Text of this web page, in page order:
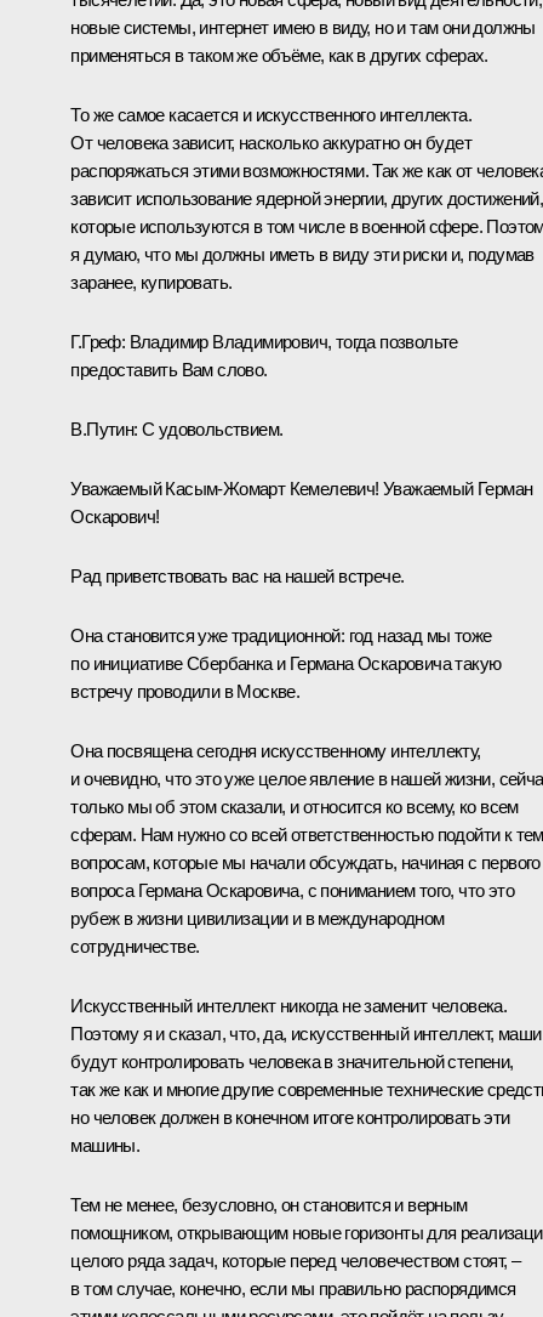
новые системы, интернет имею в виду, но и там они должны
применяться в таком же объёме, как в других сферах.
То же самое касается и искусственного интеллекта.
От человека зависит, насколько аккуратно он будет
распоряжаться этими возможностями. Так же как от
зависит использование ядерной энергии, других достижений,
которые используются в том числе в военной сфере.
я думаю, что мы должны иметь в виду эти риски и, подумав
заранее, купировать.
Г.Греф: Владимир Владимирович, тогда позвольте
предоставить Вам слово.
В.Путин: С удовольствием.
Уважаемый Касым-Жомарт Кемелевич! Уважаемый Герман
Оскарович!
Рад приветствовать вас на нашей встрече.
Она становится уже традиционной: год назад мы тоже
по инициативе Сбербанка и Германа Оскаровича такую
встречу проводили в Москве.
Она посвящена сегодня искусственному интеллекту,
и очевидно, что это уже целое явление в нашей жизни,
только мы об этом сказали, и относится ко всему, ко всем
сферам. Нам нужно со всей ответственностью подойти к тем
вопросам, которые мы начали обсуждать, начиная с первого
вопроса Германа Оскаровича, с пониманием того, что это
рубеж в жизни цивилизации и в международном
сотрудничестве.
Искусственный интеллект никогда не заменит человека.
Поэтому я и сказал, что, да, искусственный интеллект,
будут контролировать человека в значительной степени,
так же как и многие другие современные технические
но человек должен в конечном итоге контролировать эти
машины.
Тем не менее, безусловно, он становится и верным
помощником, открывающим новые горизонты для
целого ряда задач, которые перед человечеством стоят, –
в том случае, конечно, если мы правильно распорядимся